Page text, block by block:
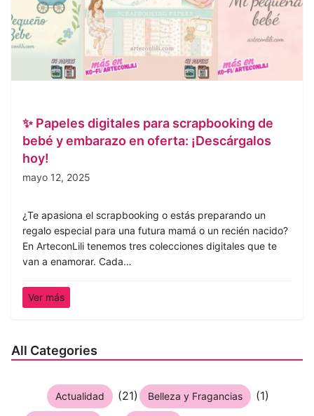
✨ Papeles digitales para scrapbooking de
bebé y embarazo en oferta: ¡Descárgalos
hoy!
mayo 12, 2025
¿Te apasiona el scrapbooking o estás preparando un
regalo especial para una futura mamá o un recién nacido?
En ArteconLili tenemos tres colecciones digitales que te
van a enamorar. Cada…
Ver más
All Categories
Actualidad (21) Belleza y Fragancias (1)